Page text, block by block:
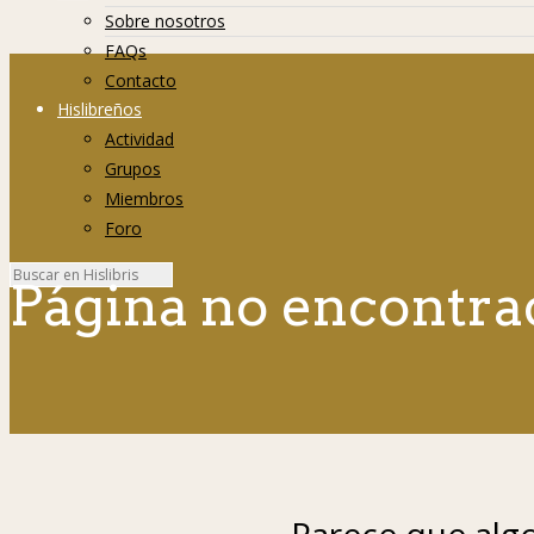
Sobre nosotros
FAQs
Contacto
Hislibreños
Actividad
Grupos
Miembros
Foro
Página no